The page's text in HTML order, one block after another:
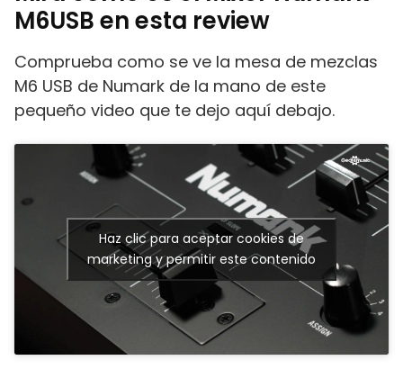
M6USB en esta review
Comprueba como se ve la mesa de mezclas
M6 USB de Numark de la mano de este
pequeño video que te dejo aquí debajo.
Haz clic para aceptar cookies de
marketing y permitir este contenido